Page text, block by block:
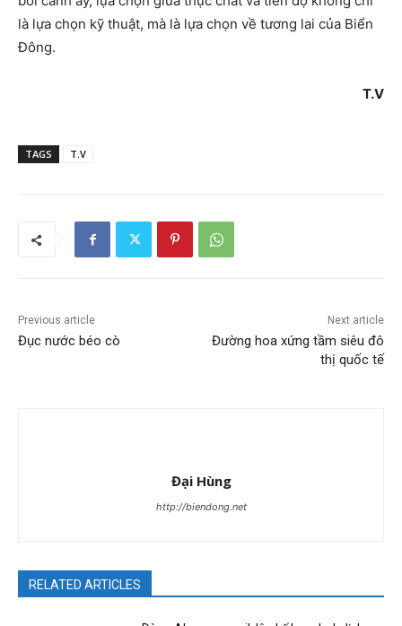
là lựa chọn kỹ thuật, mà là lựa chọn về tương lai của Biển
Đông.
T.V
TAGS T.V
Previous article
Đục nước béo cò
Next article
Đường hoa xứng tầm siêu đô
thị quốc tế
Đại Hùng
http://biendong.net
RELATED ARTICLES